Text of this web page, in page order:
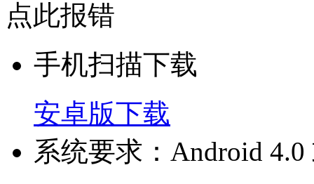
点此报错
手机扫描下载
安卓版下载
系统要求：Android